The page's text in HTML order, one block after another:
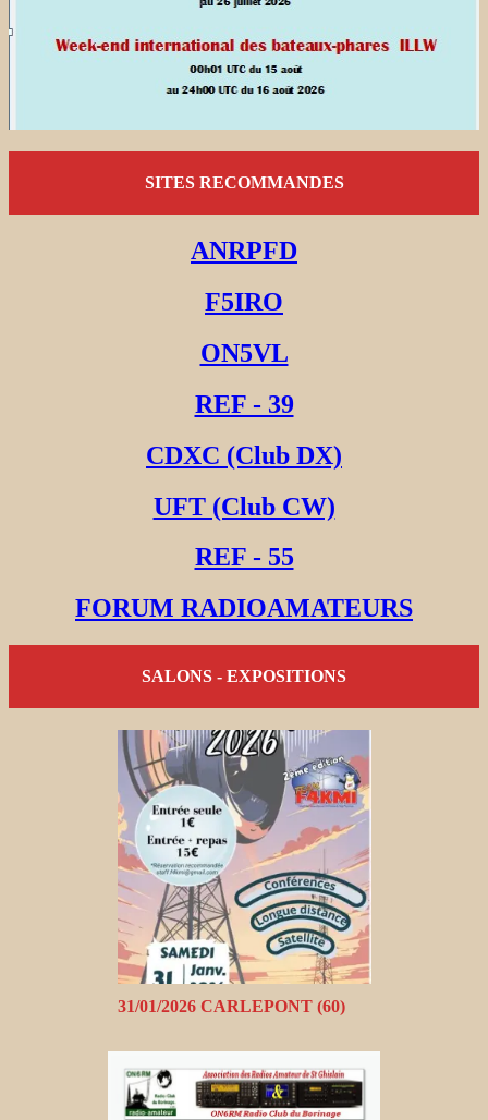
SITES RECOMMANDES
ANRPFD
F5IRO
ON5VL
REF - 39
CDXC (Club DX)
UFT (Club CW)
REF - 55
FORUM RADIOAMATEURS
SALONS - EXPOSITIONS
31/01/2026 CARLEPONT (60)